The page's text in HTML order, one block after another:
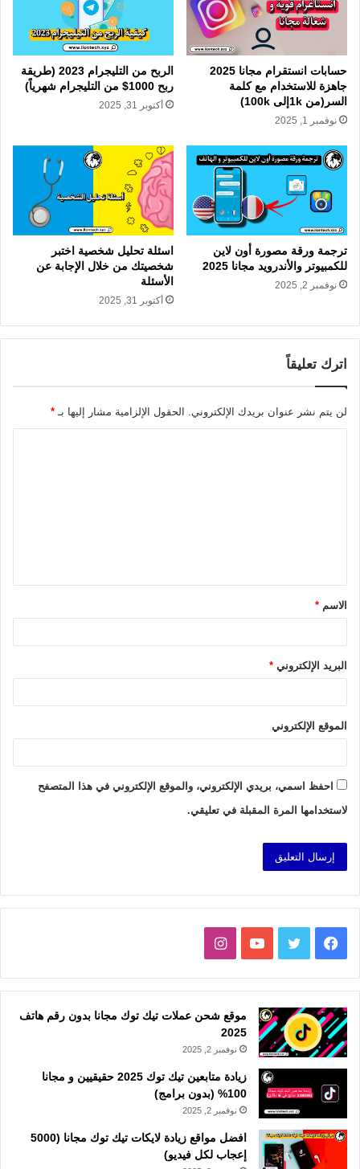
حسابات انستقرام مجانا 2025
جاهزة للاستخدام مع كلمة
السر(من 1kإلى 100k)
نوفمبر 1, 2025
الربح من التليجرام 2023 (طريقة
ربح 1000$ من التليجرام شهرياً)
أكتوبر 31, 2025
ترجمة ورقة مصورة أون لاين
للكمبيوتر والأندرويد مجانا 2025
نوفمبر 2, 2025
اسئلة تحليل شخصية اختبر
شخصيتك من خلال الإجابة عن
الأسئلة
أكتوبر 31, 2025
اترك تعليقاً
لن يتم نشر عنوان بريدك الإلكتروني. الحقول الإلزامية مشار إليها بـ *
ق
*الاسم *
البريد الإلكتروني *
الموقع الإلكتروني
احفظ اسمي، بريدي الإلكتروني، والموقع الإلكتروني في هذا المتصفح
لاستخدامها المرة المقبلة في تعليقي.
فيسبوك تويتر يوتيوبانستقرام
موقع شحن عملات تيك توك مجانا بدون رقم هاتف
2025
نوفمبر 2, 2025
زيادة متابعين تيك توك 2025 حقيقيين و مجانا
100% (بدون برامج)
نوفمبر 2, 2025
افضل مواقع زيادة لايكات تيك توك مجانا (5000
إعجاب لكل فيديو)